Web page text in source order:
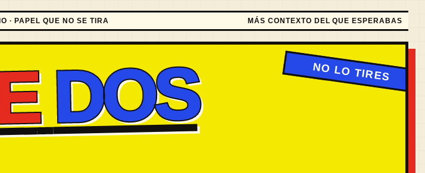
· PAPEL QUE NO SE TIRA MÁS CONTEXTO DEL QUE ESPERABAS
DOS